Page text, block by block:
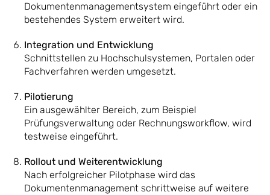
Dokumentenmanagementsystem eingeführt oder ein
bestehendes System erweitert wird.
Integration und Entwicklung
Schnittstellen zu Hochschulsystemen, Portalen oder
Fachverfahren werden umgesetzt.
Pilotierung
Ein ausgewählter Bereich, zum Beispiel
Prüfungsverwaltung oder Rechnungsworkflow, wird
testweise eingeführt.
Rollout und Weiterentwicklung
Nach erfolgreicher Pilotphase wird das
Dokumentenmanagement schrittweise auf weitere